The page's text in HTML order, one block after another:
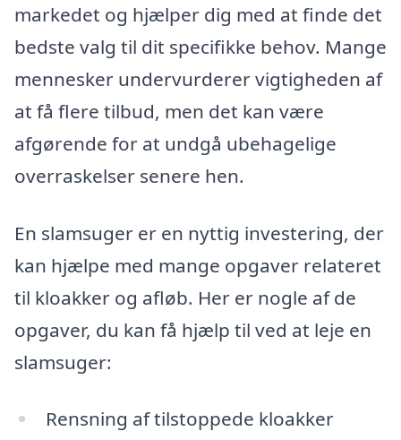
markedet og hjælper dig med at finde det
bedste valg til dit specifikke behov. Mange
mennesker undervurderer vigtigheden af
at få flere tilbud, men det kan være
afgørende for at undgå ubehagelige
overraskelser senere hen.
En slamsuger er en nyttig investering, der
kan hjælpe med mange opgaver relateret
til kloakker og afløb. Her er nogle af de
opgaver, du kan få hjælp til ved at leje en
slamsuger:
Rensning af tilstoppede kloakker